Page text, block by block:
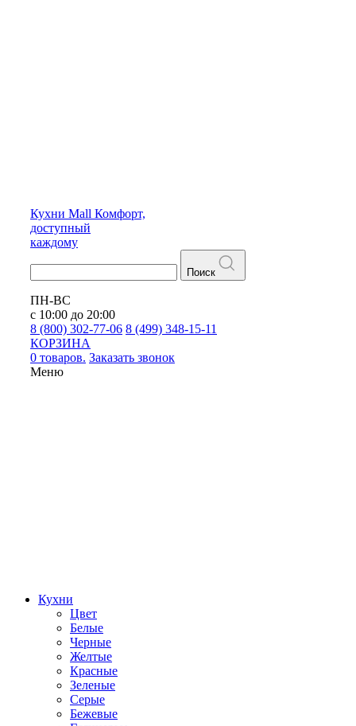
Кухни Mall Комфорт,
доступный
каждому
Поиск
ПН-ВС
с 10:00 до 20:00
8 (800) 302-77-06 8 (499) 348-15-11
КОРЗИНА
0 товаров. Заказать звонок
Меню
Кухни
Цвет
Белые
Черные
Желтые
Красные
Зеленые
Серые
Бежевые